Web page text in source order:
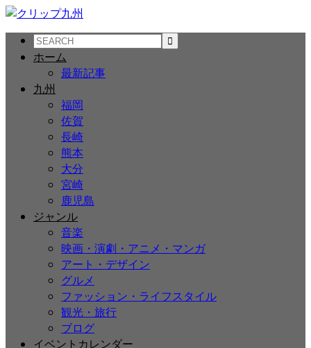
ホーム
最新記事
九州
福岡
佐賀
長崎
熊本
大分
宮崎
鹿児島
ジャンル
音楽
映画・演劇・アニメ・マンガ
アート・デザイン
グルメ
ファッション・ライフスタイル
観光・旅行
ブログ
イベントカレンダー